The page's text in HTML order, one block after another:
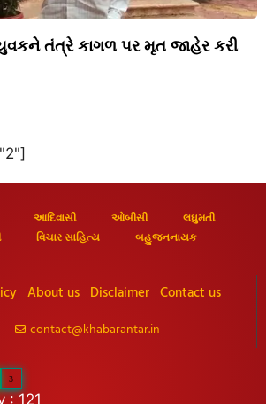
તંત્રે કાગળ પર મૃત જાહેર કરી
આદિવાસી ઓબીસી
લઘુમતી
વિચાર સાહિત્ય બહુજનનાયક
About us Disclaimer Contact us
contact@khabarantar.in
3
: 121